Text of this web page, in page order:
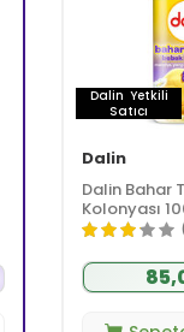
Dalin Yetkili
Satıcı
Dalin
Dalin Bahar
Kolonyası